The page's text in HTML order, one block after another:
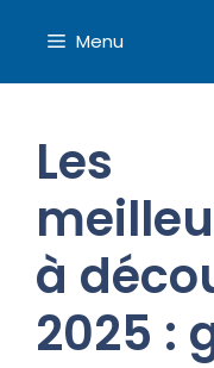
Menu
Les
à
2025 :